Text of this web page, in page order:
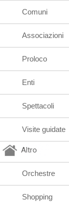
Comuni
Associazioni
Proloco
Enti
Spettacoli
Visite guidate
Altro
Orchestre
Shopping